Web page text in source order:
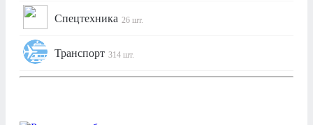
Спецтехника 26 шт.
Транспорт 314 шт.